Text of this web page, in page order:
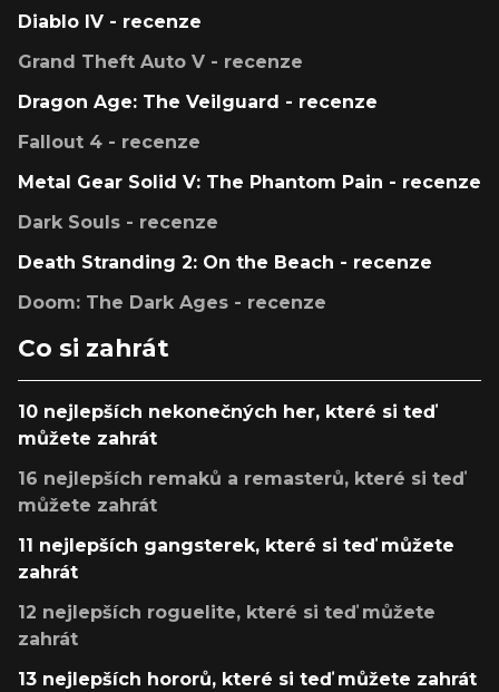
Diablo IV - recenze
Grand Theft Auto V - recenze
Dragon Age: The Veilguard - recenze
Fallout 4 - recenze
Metal Gear Solid V: The Phantom Pain - recenze
Dark Souls - recenze
Death Stranding 2: On the Beach - recenze
Doom: The Dark Ages - recenze
Co si zahrát
10 nejlepších nekonečných her, které si teď
můžete zahrát
16 nejlepších remaků a remasterů, které si teď
můžete zahrát
11 nejlepších gangsterek, které si teď můžete
zahrát
12 nejlepších roguelite, které si teď můžete
zahrát
13 nejlepších hororů, které si teď můžete zahrát